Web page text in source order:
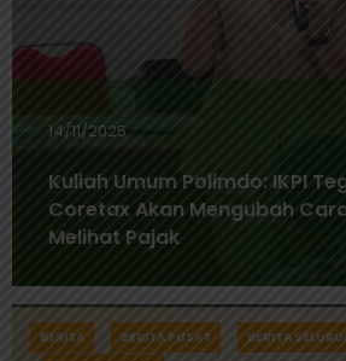
14/11/2025
Kuliah Umum Polimdo: IKPI
Coretax Akan Mengubah
Melihat Pajak
BERITA BERITA PUSAT
BERITA